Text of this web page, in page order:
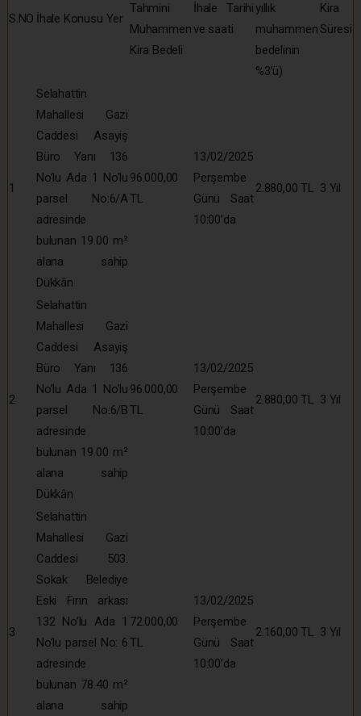
S.NO İhale Konusu Yer
Tahmini
Muhammen
Kira Bedeli
İhale Tarihi
ve saati
yıllık
muhammen
bedelinin
%3’ü)
Kira
Süresi
1
Selahattin
Mahallesi Gazi
Caddesi Asayiş
Büro Yanı 136
No’lu Ada 1 No’lu
parsel No:6/A
adresinde
bulunan 19.00 m²
alana sahip
Dükkân
96.000,00
TL
13/02/2025
Perşembe
Günü Saat
10:00’da
2.880,00 TL 3 Yıl
2
Selahattin
Mahallesi Gazi
Caddesi Asayiş
Büro Yanı 136
No’lu Ada 1 No’lu
parsel No:6/B
adresinde
bulunan 19.00 m²
alana sahip
Dükkân
96.000,00
TL
13/02/2025
Perşembe
Günü Saat
10:00’da
2.880,00 TL 3 Yıl
3
Selahattin
Mahallesi Gazi
Caddesi 503.
Sokak Belediye
Eski Fırın arkası
132 No’lu Ada 1
No’lu parsel No: 6
adresinde
bulunan 78.40 m²
alana sahip
72.000,00
TL
13/02/2025
Perşembe
Günü Saat
10:00’da
2.160,00 TL 3 Yıl